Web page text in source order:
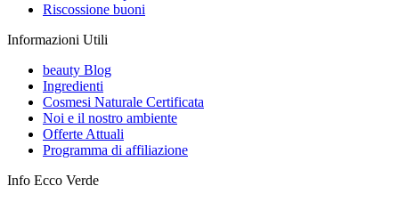
Riscossione buoni
Informazioni Utili
beauty Blog
Ingredienti
Cosmesi Naturale Certificata
Noi e il nostro ambiente
Offerte Attuali
Programma di affiliazione
Info Ecco Verde